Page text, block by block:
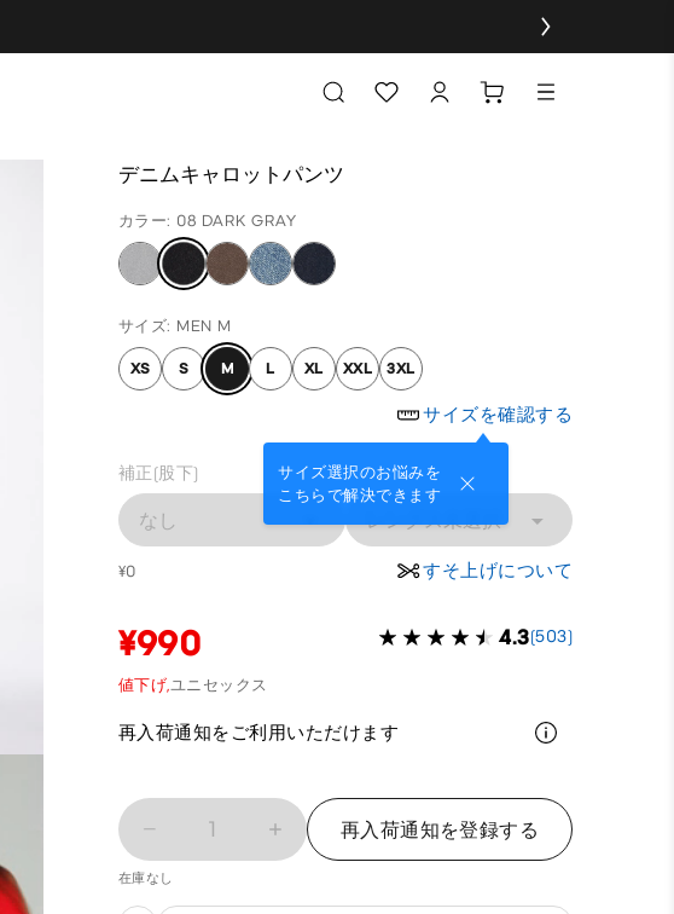
デニムキャロットパンツ
カラー: 08 DARK GRAY
サイズ: MEN M
XS S M L XL XXL 3XL
サイズを確認する
サイズ選択のお悩みを
こちらで解決できます
補正(股下)
なし レングス未選択
¥0 すそ上げについて
¥990 4.3(503)
値下げ,ユニセックス
再入荷通知をご利用いただけます
1 再入荷通知を登録する
在庫なし